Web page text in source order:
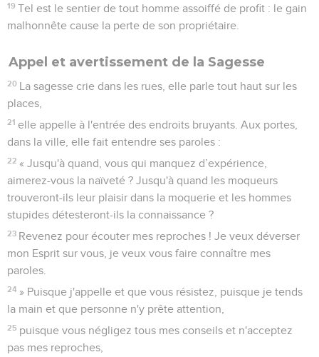
19 Tel est le sentier de tout homme assoiffé de profit : le gain
malhonnête cause la perte de son propriétaire.
Appel et avertissement de la Sagesse
20 La sagesse crie dans les rues, elle parle tout haut sur les
places,
21 elle appelle à l'entrée des endroits bruyants. Aux portes,
dans la ville, elle fait entendre ses paroles :
22 « Jusqu'à quand, vous qui manquez d’expérience,
aimerez-vous la naïveté ? Jusqu'à quand les moqueurs
trouveront-ils leur plaisir dans la moquerie et les hommes
stupides détesteront-ils la connaissance ?
23 Revenez pour écouter mes reproches ! Je veux déverser
mon Esprit sur vous, je veux vous faire connaître mes
paroles.
24 » Puisque j'appelle et que vous résistez, puisque je tends
la main et que personne n'y prête attention,
25 puisque vous négligez tous mes conseils et n'acceptez
pas mes reproches,